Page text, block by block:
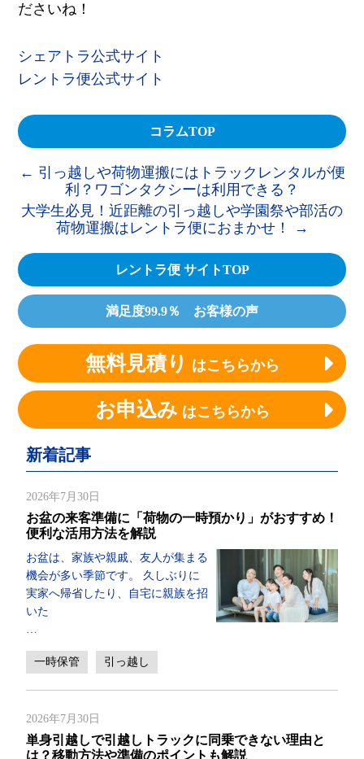
ださいね！
シェアトラ公式サイト
レントラ便公式サイト
コラムTOP
← 引っ越しや荷物運搬にはトラックレンタルが便
利？ワゴンタクシーは利用できる？
大学生必見！近距離の引っ越しや学園祭や部活の
荷物運搬はレントラ便におまかせ！
→
レントラ便 サイトTOP
満足度99.9％ お客様の声
無料見積り はこちらから
お申込み はこちらから
新着記事
2026年7月30日
お盆の来客準備に「荷物の一時預かり」がおすすめ！
便利な活用方法を解説
お盆は、家族や親戚、友人が集まる
機会が多い季節です。 久しぶりに
実家へ帰省したり、自宅に親族を招
いた
…
一時保管 引っ越し
2026年7月30日
単身引越しで引越しトラックに同乗できない理由と
は？移動方法や準備のポイントも解説